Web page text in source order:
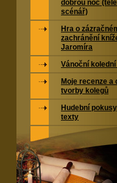
dobrou noc
scénář)
Hra o
zachránění
Jaromíra
Vánoční kolední
Moje recenze a
tvorby kolegů
Hudební
texty